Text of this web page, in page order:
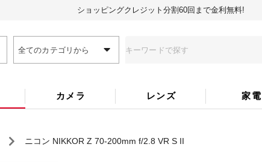
ショッピングクレジット分割60回まで金利無料!
全てのカテゴリから
カメラ レンズ 家電
ニコン NIKKOR Z 70-200mm f/2.8 VR S II